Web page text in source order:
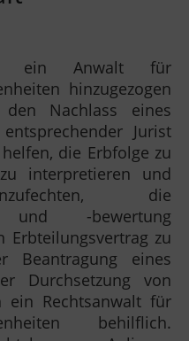
ein Anwalt für
hinzugezogen
Nachlass eines
Jurist
die Erbfolge zu
interpretieren und
die
und -bewertung
Erbteilungsvertrag zu
Beantragung eines
Durchsetzung von
ein Rechtsanwalt für
behilflich.